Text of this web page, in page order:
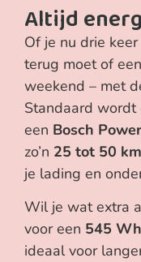
Altijd
Of je nu drie
terug moet of
weekend – met
Standaard
een Bosch
zo’n 25 tot 50
je lading en
Wil je wat extra
voor een 545
ideaal voor